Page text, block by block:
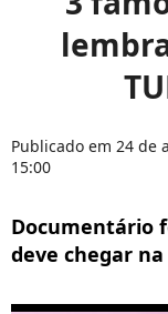
Publicado em 24 de
15:00
Documentário
deve chegar